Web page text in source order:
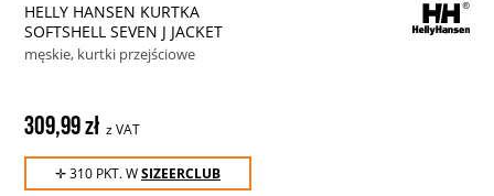
HELLY HANSEN KURTKA
SOFTSHELL SEVEN J JACKET
męskie, kurtki przejściowe
309,99 zł z VAT
✛ 310 PKT. WSIZEERCLUB